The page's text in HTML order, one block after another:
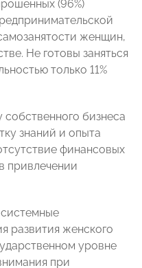
(96%)
женщин,
Не готовы заняться
только 11%
бизнеса
знаний и опыта
финансовых
привлечении
развития женского
уровне
при